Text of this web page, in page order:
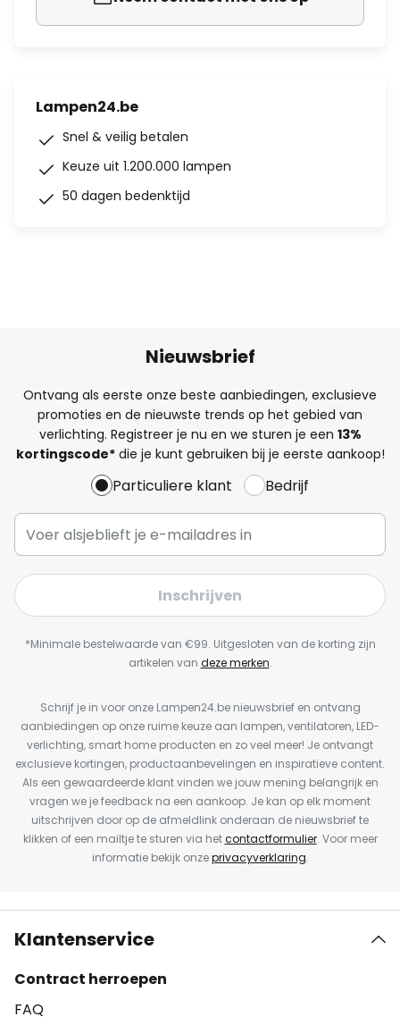
Lampen24.be
Snel & veilig betalen
Keuze uit 1.200.000 lampen
50 dagen bedenktijd
Nieuwsbrief
Ontvang als eerste onze beste aanbiedingen, exclusieve
promoties en de nieuwste trends op het gebied van
verlichting. Registreer je nu en we sturen je een 13%
kortingscode*die je kunt gebruiken bij je eerste aankoop!
Particuliere klant Bedrijf
Inschrijven
*Minimale bestelwaarde van €99. Uitgesloten van de korting zijn
artikelen van deze merken.
Schrijf je in voor onze Lampen24.be nieuwsbrief en ontvang
aanbiedingen op onze ruime keuze aan lampen, ventilatoren, LED-
verlichting, smart home producten en zo veel meer! Je ontvangt
exclusieve kortingen, productaanbevelingen en inspiratieve content.
Als een gewaardeerde klant vinden we jouw mening belangrijk en
vragen we je feedback na een aankoop. Je kan op elk moment
uitschrijven door op de afmeldlink onderaan de nieuwsbrief te
klikken of een mailtje te sturen via hetcontactformulier. Voor meer
informatie bekijk onzeprivacyverklaring.
Klantenservice
Contract herroepen
FAQ